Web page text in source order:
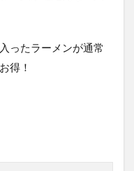
ったラーメンが通常
得！